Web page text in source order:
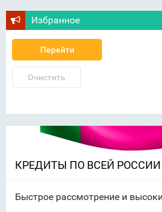
Избранное
Перейти
Очистить
КРЕДИТЫ ПО ВСЕЙ РОССИИ
Быстрое рассмотрение и